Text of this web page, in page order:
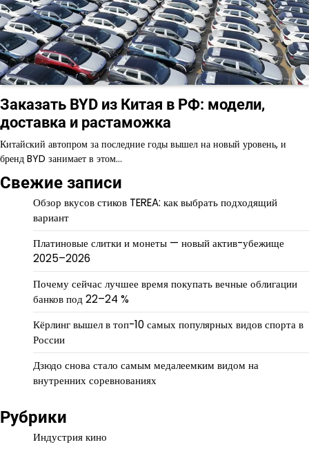
Заказать BYD из Китая в РФ: модели,
доставка и растаможка
Китайский автопром за последние годы вышел на новый уровень, и
бренд BYD занимает в этом…
Свежие записи
Обзор вкусов стиков TEREA: как выбрать подходящий
вариант
Платиновые слитки и монеты — новый актив-убежище
2025–2026
Почему сейчас лучшее время покупать вечные облигации
банков под 22–24 %
Кёрлинг вышел в топ-10 самых популярных видов спорта в
России
Дзюдо снова стало самым медалеемким видом на
внутренних соревнованиях
Рубрики
Индустрия кино